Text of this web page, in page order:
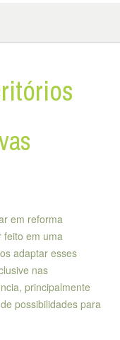
em reforma
feito em uma
adaptar esses
nas
principalmente
possibilidades para